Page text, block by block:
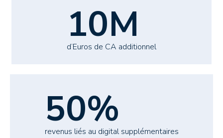
10M
d’Euros de CA additionnel
50%
revenus liés au digital supplémentaires